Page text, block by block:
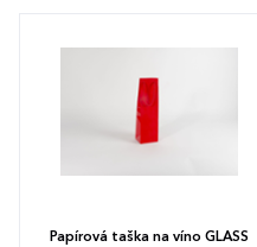
Papírová taška na víno GLASS